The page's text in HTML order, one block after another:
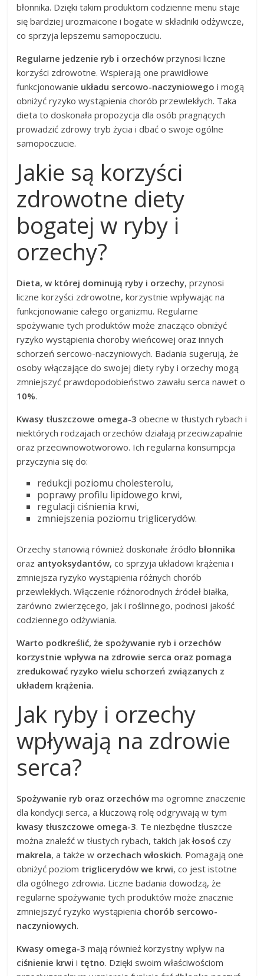
błonnika. Dzięki takim produktom codzienne menu staje
się bardziej urozmaicone i bogate w składniki odżywcze,
co sprzyja lepszemu samopoczuciu.
Regularne jedzenie ryb i orzechów przynosi liczne
korzyści zdrowotne. Wspierają one prawidłowe
funkcjonowanie układu sercowo-naczyniowego i mogą
obniżyć ryzyko wystąpienia chorób przewlekłych. Taka
dieta to doskonała propozycja dla osób pragnących
prowadzić zdrowy tryb życia i dbać o swoje ogólne
samopoczucie.
Jakie są korzyści
zdrowotne diety
bogatej w ryby i
orzechy?
Dieta, w której dominują ryby i orzechy, przynosi
liczne korzyści zdrowotne, korzystnie wpływając na
funkcjonowanie całego organizmu. Regularne
spożywanie tych produktów może znacząco obniżyć
ryzyko wystąpienia choroby wieńcowej oraz innych
schorzeń sercowo-naczyniowych. Badania sugerują, że
osoby włączające do swojej diety ryby i orzechy mogą
zmniejszyć prawdopodobieństwo zawału serca nawet o
10%.
Kwasy tłuszczowe omega-3 obecne w tłustych rybach i
niektórych rodzajach orzechów działają przeciwzapalnie
oraz przeciwnowotworowo. Ich regularna konsumpcja
przyczynia się do:
redukcji poziomu cholesterolu,
poprawy profilu lipidowego krwi,
regulacji ciśnienia krwi,
zmniejszenia poziomu triglicerydów.
Orzechy stanowią również doskonałe źródło błonnika
oraz antyoksydantów, co sprzyja układowi krążenia i
zmniejsza ryzyko wystąpienia różnych chorób
przewlekłych. Włączenie różnorodnych źródeł białka,
zarówno zwierzęcego, jak i roślinnego, podnosi jakość
codziennego odżywiania.
Warto podkreślić, że spożywanie ryb i orzechów
korzystnie wpływa na zdrowie serca oraz pomaga
zredukować ryzyko wielu schorzeń związanych z
układem krążenia.
Jak ryby i orzechy
wpływają na zdrowie
serca?
Spożywanie ryb oraz orzechów ma ogromne znaczenie
dla kondycji serca, a kluczową rolę odgrywają w tym
kwasy tłuszczowe omega-3. Te niezbędne tłuszcze
można znaleźć w tłustych rybach, takich jakłosoś czy
makrela, a także w orzechach włoskich. Pomagają one
obniżyć poziom triglicerydów we krwi, co jest istotne
dla ogólnego zdrowia. Liczne badania dowodzą, że
regularne spożywanie tych produktów może znacznie
zmniejszyć ryzyko wystąpienia chorób sercowo-
naczyniowych.
Kwasy omega-3 mają również korzystny wpływ na
ciśnienie krwi i tętno. Dzięki swoim właściwościom